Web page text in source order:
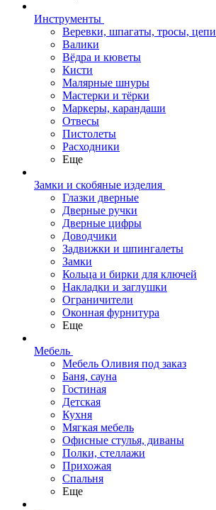
Инструменты
Веревки, шпагаты, тросы, цепи
Валики
Вёдра и кюветы
Кисти
Малярные шнуры
Мастерки и тёрки
Маркеры, карандаши
Отвесы
Пистолеты
Расходники
Еще
Замки и скобяные изделия
Глазки дверные
Дверные ручки
Дверные цифры
Доводчики
Задвижки и шпингалеты
Замки
Кольца и бирки для ключей
Накладки и заглушки
Ограничители
Оконная фурнитура
Еще
Мебель
Мебель Оливия под заказ
Баня, сауна
Гостиная
Детская
Кухня
Мягкая мебель
Офисные стулья, диваны
Полки, стеллажи
Прихожая
Спальня
Еще